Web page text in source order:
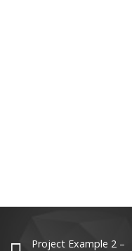
Project Example 2 –